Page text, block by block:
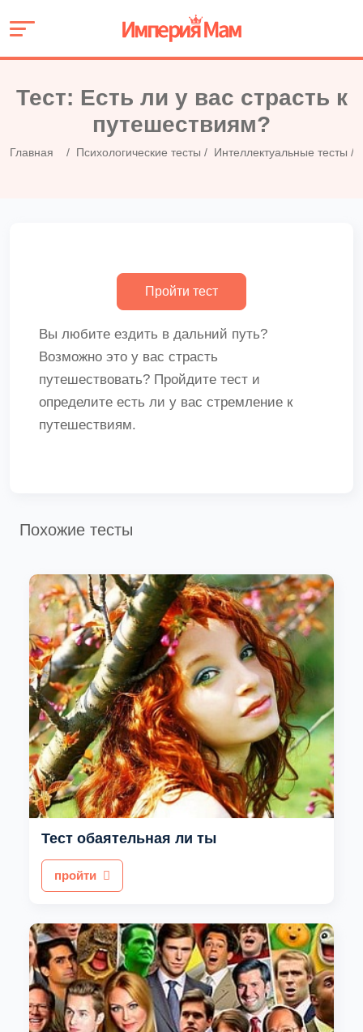
Тест: Есть ли у вас страсть к
путешествиям?
Главная Психологические тесты Интеллектуальные тесты
Вы любите ездить в дальний путь?
Возможно это у вас страсть
путешествовать? Пройдите тест и
определите есть ли у вас стремление к
путешествиям.
Похожие тесты
Тест обаятельная ли ты
пройти